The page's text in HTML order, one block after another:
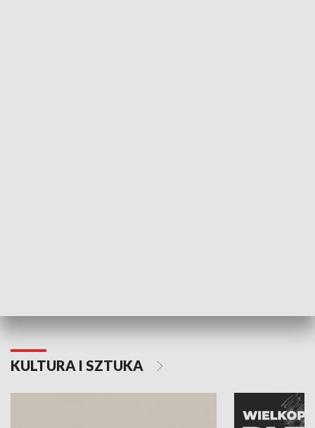
KULTURA I SZTUKA